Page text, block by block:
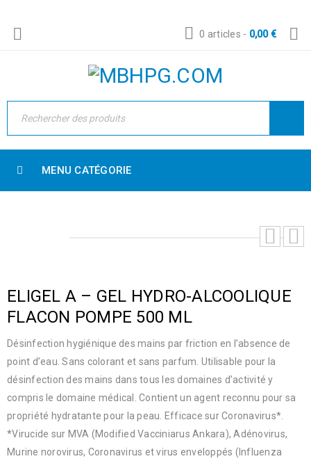
0 articles - 0,00€
MENU CATÉGORIE
ELIGEL A – GEL HYDRO-ALCOOLIQUE
FLACON POMPE 500 ML
Désinfection hygiénique des mains par friction en l’absence de
point d’eau. Sans colorant et sans parfum. Utilisable pour la
désinfection des mains dans tous les domaines d’activité y
compris le domaine médical. Contient un agent reconnu pour sa
propriété hydratante pour la peau. Efficace sur Coronavirus*.
*Virucide sur MVA (Modified Vacciniarus Ankara), Adénovirus,
Murine norovirus, Coronavirus et virus enveloppés (Influenza